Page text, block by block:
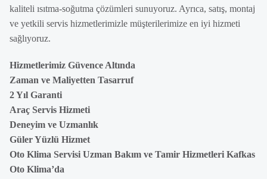
kaliteli ısıtma-soğutma çözümleri sunuyoruz. Ayrıca, satış, montaj
ve yetkili servis hizmetlerimizle müşterilerimize en iyi hizmeti
sağlıyoruz.
Hizmetlerimiz Güvence Altında
Zaman ve Maliyetten Tasarruf
2 Yıl Garanti
Araç Servis Hizmeti
Deneyim ve Uzmanlık
Güler Yüzlü Hizmet
Oto Klima Servisi Uzman Bakım ve Tamir Hizmetleri Kafkas
Oto Klima’da